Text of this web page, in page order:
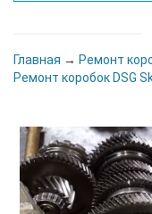
Главная → Ремонт
Ремонт коробок DSG